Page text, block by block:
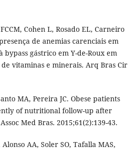
Cohen L, Rosado EL, Carneiro
de anemias carenciais em
bypass gástrico em Y-de-Roux em
vitaminas e minerais. Arq Bras Cir
MA, Pereira JC. Obese patients
of nutritional follow-up after
Med Bras. 2015;61(2):139-43.
AA, Soler SO, Tafalla MAS,